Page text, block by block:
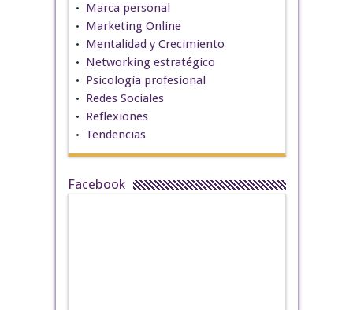
Marca personal
Marketing Online
Mentalidad y Crecimiento
Networking estratégico
Psicología profesional
Redes Sociales
Reflexiones
Tendencias
Facebook